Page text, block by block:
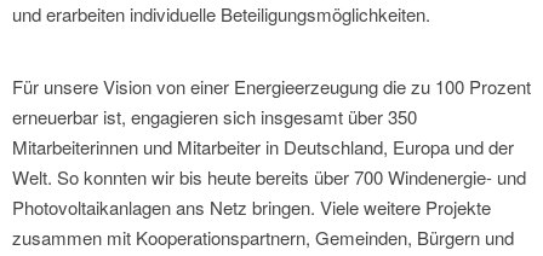
und erarbeiten individuelle Beteiligungsmöglichkeiten.
Für unsere Vision von einer Energieerzeugung die zu 100 Prozent
erneuerbar ist, engagieren sich insgesamt über 350
Mitarbeiterinnen und Mitarbeiter in Deutschland, Europa und der
Welt. So konnten wir bis heute bereits über 700 Windenergie- und
Photovoltaikanlagen ans Netz bringen. Viele weitere Projekte
zusammen mit Kooperationspartnern, Gemeinden, Bürgern und